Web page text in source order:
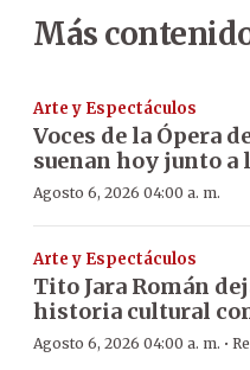
Más
Arte y Espectáculos
Voces de la Ópera
suenan hoy junto a
Agosto 6, 2026 04:00 a. m.
Arte y Espectáculos
Tito Jara Román
historia cultural
Agosto 6, 2026 04:00 a. m. ·